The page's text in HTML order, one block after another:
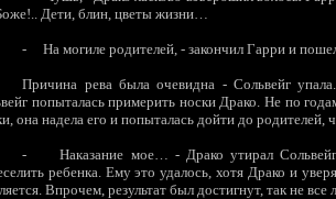
Дети, блин, цветы жизни…
- На могиле родителей, - закончил Гарри и
Причина рева была очевидна - Сольвейг
попыталась примерить носки Драко. Не по
она надела его и попыталась дойти до
-
Наказание мое… - Драко утирал
ребенка. Ему это удалось, хотя Драко и
Впрочем, результат был достигнут, так не все